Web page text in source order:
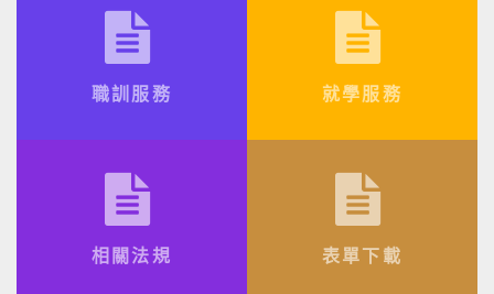
職訓服務 就學服務
相關法規 表單下載